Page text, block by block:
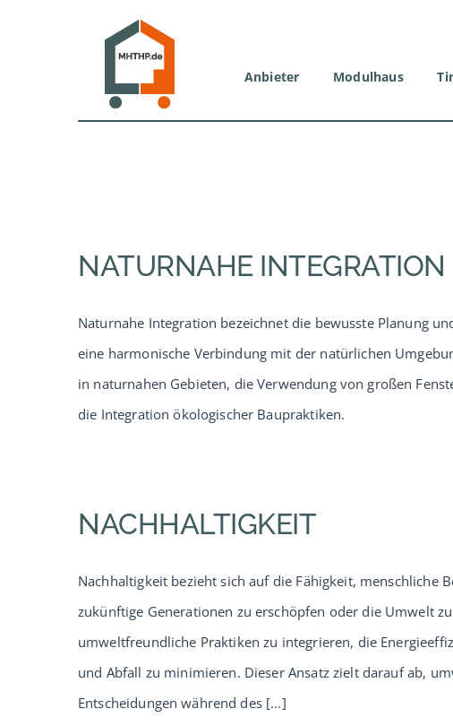
Anbieter Modulhaus
NATURNAHE INTEGRATION
Naturnahe Integration bezeichnet die bewusste Planung
eine harmonische Verbindung mit der natürlichen
in naturnahen Gebieten, die Verwendung von großen
die Integration ökologischer Baupraktiken.
NACHHALTIGKEIT
Nachhaltigkeit bezieht sich auf die Fähigkeit, menschliche
zukünftige Generationen zu erschöpfen oder die Umwelt
umweltfreundliche Praktiken zu integrieren, die
und Abfall zu minimieren. Dieser Ansatz zielt darauf ab,
Entscheidungen während des [...]